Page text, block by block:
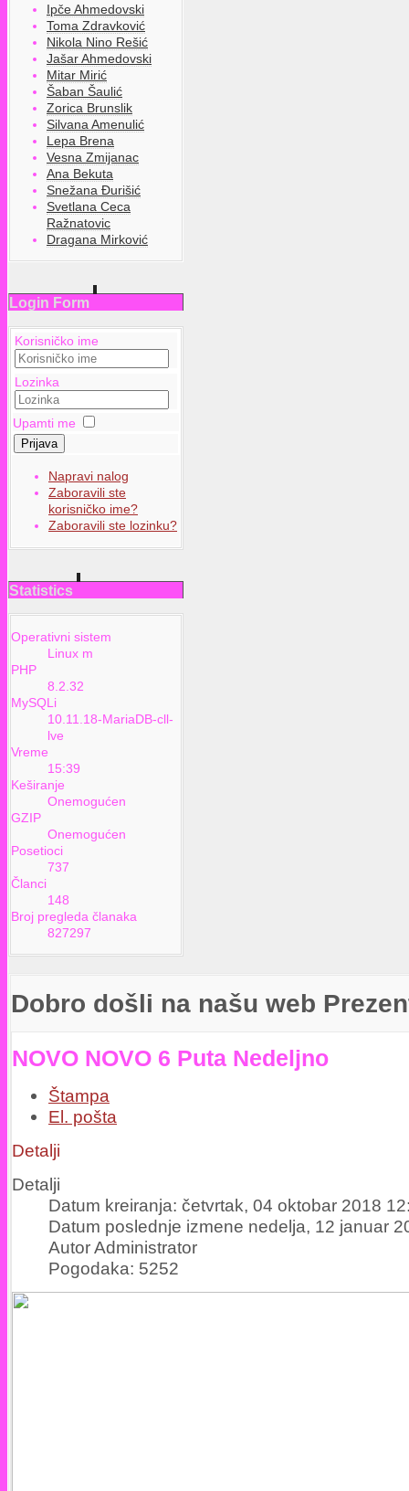
Ipče Ahmedovski
Toma Zdravković
Nikola Nino Rešić
Jašar Ahmedovski
Mitar Mirić
Šaban Šaulić
Zorica Brunslik
Silvana Amenulić
Lepa Brena
Vesna Zmijanac
Ana Bekuta
Snežana Đurišić
Svetlana Ceca
Ražnatovic
Dragana Mirković
Login Form
Korisničko ime
Lozinka
Upamti me
Prijava
Napravi nalog
Zaboravili ste
korisničko ime?
Zaboravili ste lozinku?
Statistics
Operativni sistem
Linux m
PHP
8.2.32
MySQLi
10.11.18-MariaDB-cll-
lve
Vreme
15:39
Keširanje
Onemogućen
GZIP
Onemogućen
Posetioci
737
Članci
148
Broj pregleda članaka
827297
Dobro došli na našu web
NOVO NOVO 6 Puta Nedeljno
Štampa
El. pošta
Detalji
Detalji
Datum kreiranja: četvrtak, 04 oktobar 2018
Datum poslednje izmene nedelja, 12 januar
Autor Administrator
Pogodaka: 5252